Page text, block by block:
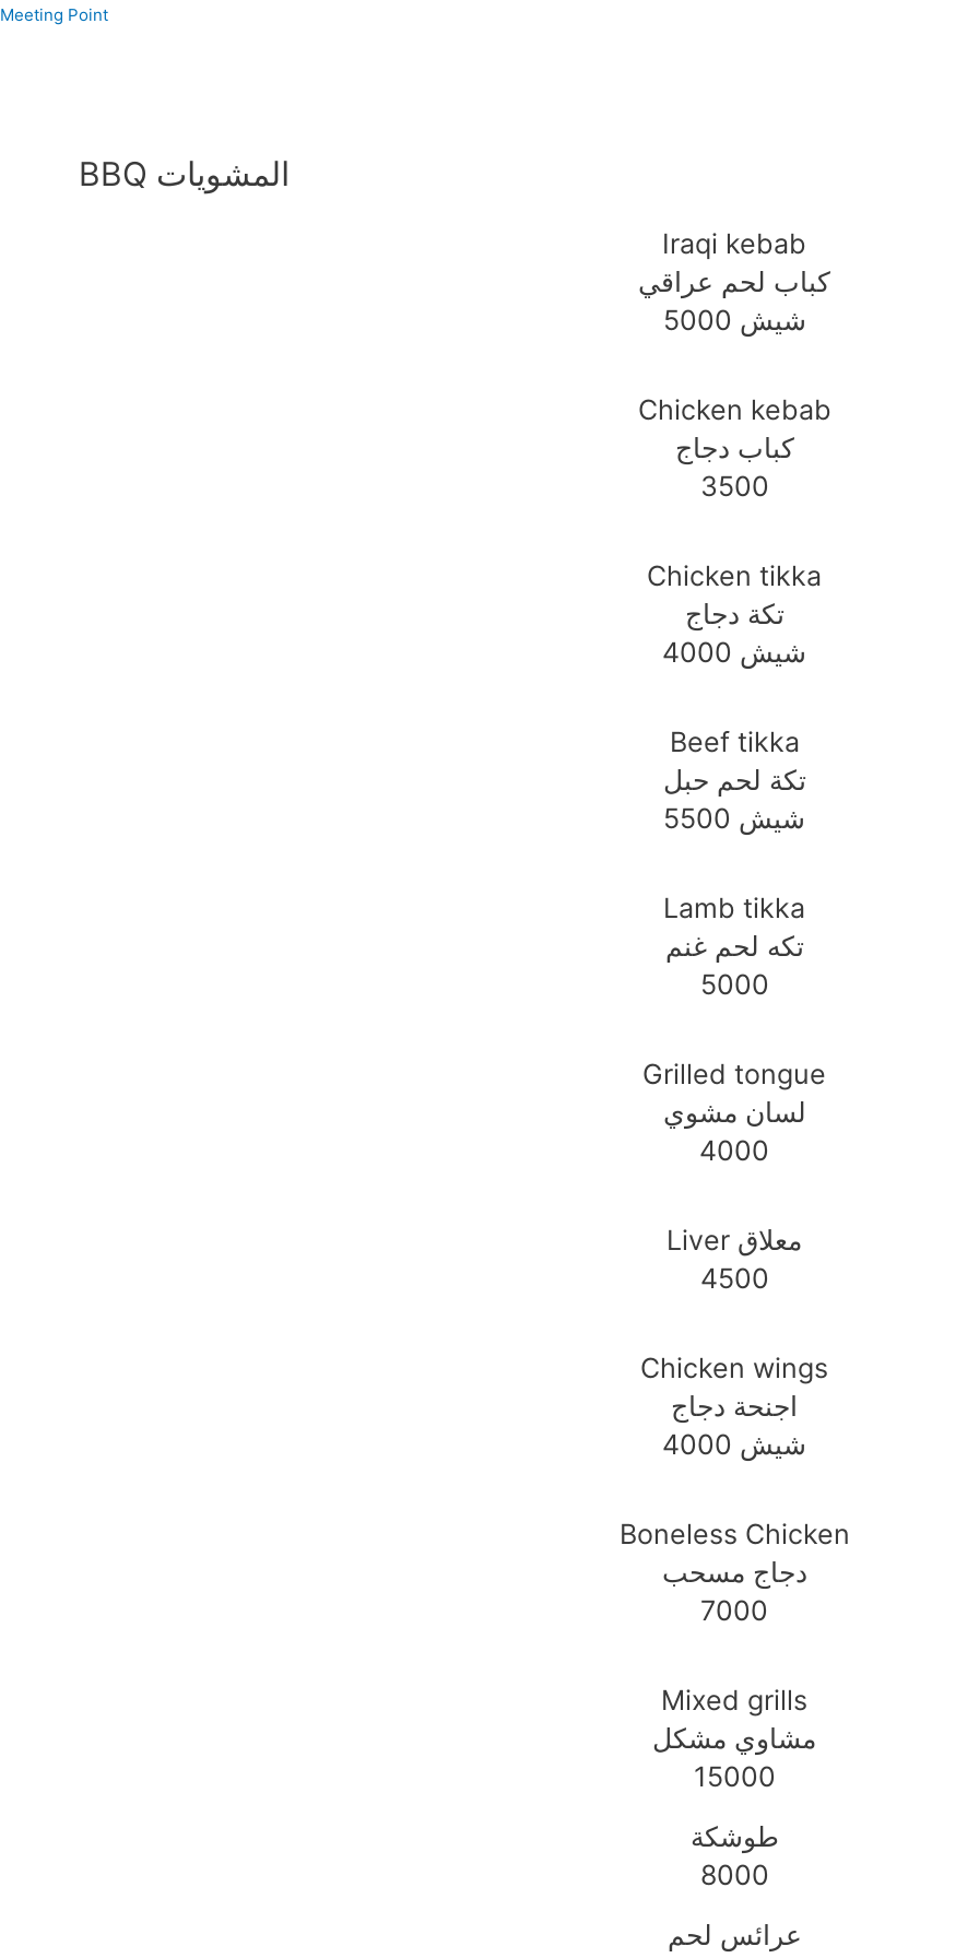
Skip
Meeting Point
BBQ المشويات
Iraqi kebab
كباب لحم عراقي
5000 شيش
Chicken kebab
كباب دجاج
3500
Chicken tikka
تكة دجاج
شيش 4000
Beef tikka
تكة لحم حبل
5500 شيش
Lamb tikka
تكه لحم غنم
5000
Grilled tongue
لسان مشوي
4000
Liver معلاق
4500
Chicken wings
اجنحة دجاج
شيش 4000
Boneless Chicken
دجاج مسحب
7000
Mixed grills
مشاوي مشكل
15000
طوشكة
8000
عرائس لحم